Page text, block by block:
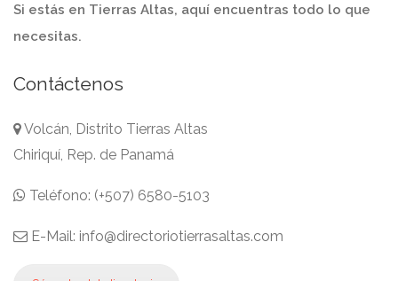
Si estás en Tierras Altas, aquí encuentras todo lo que
necesitas.
Contáctenos
Volcán, Distrito Tierras Altas
Chiriquí, Rep. de Panamá
Teléfono: (+507) 6580-5103
E-Mail: info@directoriotierrasaltas.com